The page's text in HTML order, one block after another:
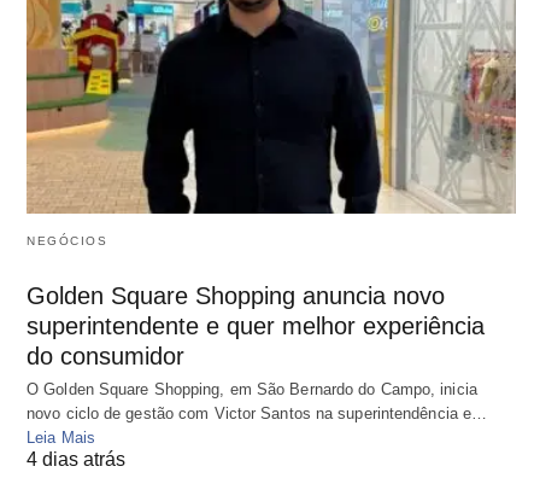
NEGÓCIOS
Golden Square Shopping anuncia novo
superintendente e quer melhor experiência
do consumidor
O Golden Square Shopping, em São Bernardo do Campo, inicia
novo ciclo de gestão com Victor Santos na superintendência e…
Leia Mais
4 dias atrás